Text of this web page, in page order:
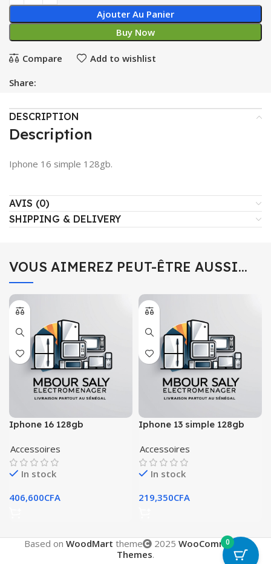
Ajouter Au Panier
Buy Now
Compare Add to wishlist
Share:
DESCRIPTION
Description
Iphone 16 simple 128gb.
AVIS (0)
SHIPPING & DELIVERY
VOUS AIMEREZ PEUT-ÊTRE AUSSI…
Iphone 16 128gb
Accessoires
In stock
406,600CFA
Iphone 13 simple 128gb
Accessoires
In stock
219,350CFA
Based on WoodMart theme 2025 WooCommerce
Themes.
0